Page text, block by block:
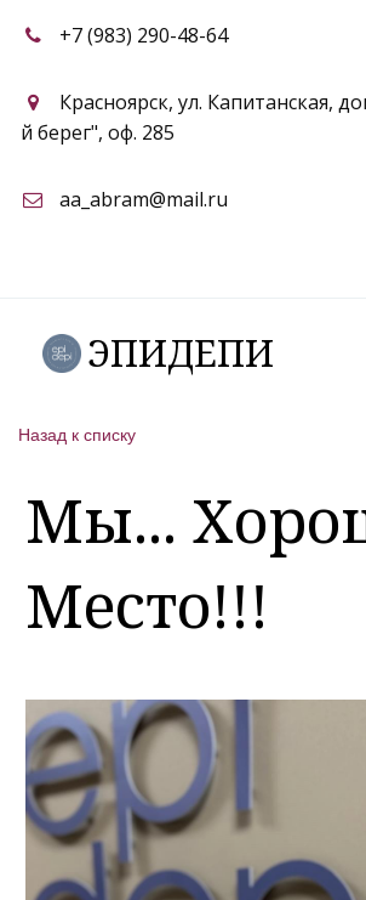
+7 (983) 290-48-64
Красноярск, ул. Капитанская,
й берег", оф. 285
aa_abram@mail.ru
ЭПИДЕПИ
Назад к списку
Мы...
Место!!!